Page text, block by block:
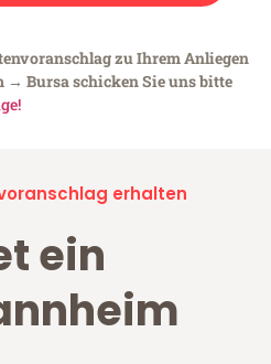
zu Ihrem Anliegen
→ Bursa schicken Sie uns bitte
erhalten
ein